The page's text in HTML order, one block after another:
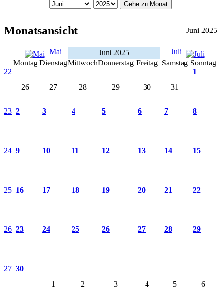
Gehe zu Monat
Monatsansicht Juni 2025
Mai Juni 2025
Juli
Montag DienstagMittwochDonnerstag Freitag Samstag Sonntag
22
26
27 28 29 30 31
1
23 2 3 4 5 6 7 8
24 9 10 11 12 13 14 15
25 16 17 18 19 20 21 22
26 23 24 25 26 27 28 29
27 30
1
2 3 4 5 6